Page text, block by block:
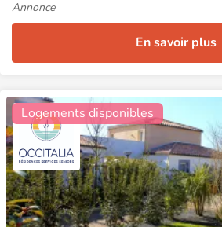
Annonce
En savoir plus
Logements disponibles